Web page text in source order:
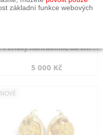
Perlový náhrdelník, 80 cm
5 000 Kč
NOVÉ
základní funkce webových